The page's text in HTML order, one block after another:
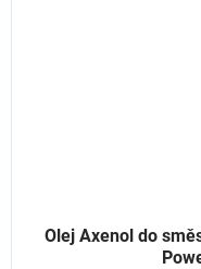
Olej Axenol do